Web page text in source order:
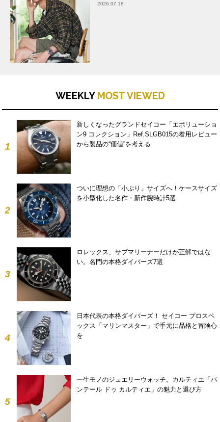
2026.07.18
WEEKLY MOST VIEWED
1
新しくなったグランドセイコー「エボリューショ
ン9 コレクション」Ref.SLGB015の着用レビュー
から製品の“価値”を考える
2
ついに理想の「小ぶり」サイズへ！ケースサイズ
を小型化した名作・新作腕時計5選
3
ロレックス、サブマリーナーだけが正解ではな
い。名門の本格ダイバーズ7選
4
日本代表の本格ダイバーズ！ セイコー プロスペ
ックス「マリンマスター」で手元に品格と冒険心
を
5
一生モノのジュエリーウォッチ。カルティエ「パ
ンテール ドゥ カルティエ」の魅力と選び方